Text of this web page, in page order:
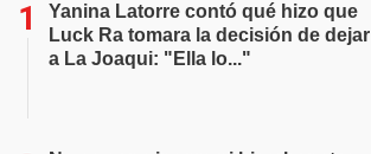
Yanina Latorre contó qué hizo que
Luck Ra tomara la decisión de dejar
a La Joaqui: "Ella lo..."